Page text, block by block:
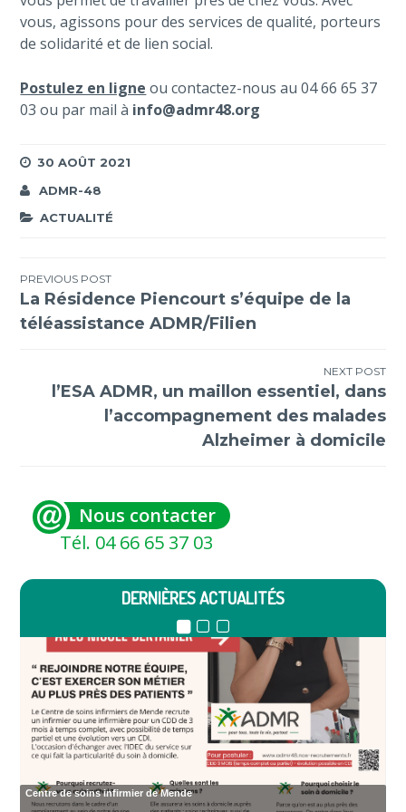
vous, agissons pour des services de qualité, porteurs
de solidarité et de lien social.
Postulez en ligne ou contactez-nous au 04 66 65 37
03 ou par mail à info@admr48.org
30 AOÛT 2021
ADMR-48
ACTUALITÉ
Navigation
de
PREVIOUS POST
La Résidence Piencourt s’équipe de la
téléassistance ADMR/Filien
NEXT POST
l’ESA ADMR, un maillon essentiel, dans
l’accompagnement des malades
Alzheimer à domicile
Nous contacter
Tél. 04 66 65 37 03
DERNIÈRES ACTUALITÉS
Centre de soins infirmier de Mende
Le Centre du Bien Vieillir vous accueille dans le cadre d'ateliers
Une borne de téléconsultation médicale s’installe à Mende : un accès
facilité aux soins en Lozère